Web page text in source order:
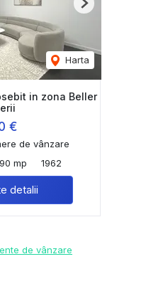
Harta
Next
in zona Beller
€
de vânzare
90 mp 1962
detalii
de vânzare